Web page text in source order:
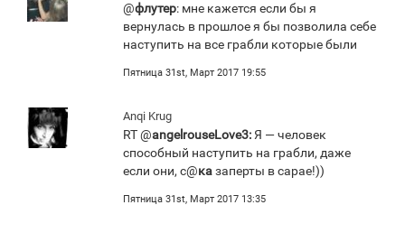
@флутер: мне кажется если бы я
вернулась в прошлое я бы позволила себе
наступить на все грабли которые были
Пятница 31st, Март 2017 19:55
Anqi Krug
RT @angelrouseLove3: Я — человек
способный наступить на грабли, даже
если они, с@казаперты в сарае!))
Пятница 31st, Март 2017 13:35